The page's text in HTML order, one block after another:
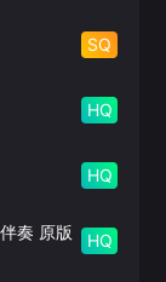
SQ
HQ
HQ
HQ